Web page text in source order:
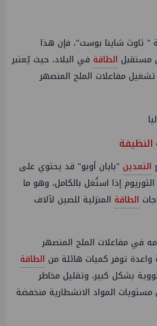
" ثاوث شاينا بوست"، فإن هذا
مستقبل الطاقة في البلاد، حيث يُعتبر
مفاعلات الملح المنصهر
التعدين "بايان أوبو" قد يحتوي على
إذا استُغل بالكامل، وهو ما
الطاقة المنزلية للصين لآلاف
في مفاعلات الملح المنصهر
واعدة توفر كميات هائلة من الطاقة
بشكل كبير، وتقليل مخاطر
المواد الانشطارية منخفضة